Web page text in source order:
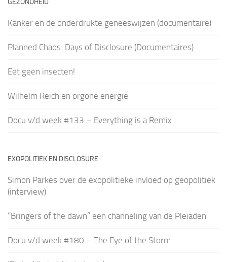
Kanker en de onderdrukte geneeswijzen (documentaire)
Planned Chaos: Days of Disclosure (Documentaires)
Eet geen insecten!
Wilhelm Reich en orgone energie
Docu v/d week #133 – Everything is a Remix
EXOPOLITIEK EN DISCLOSURE
Simon Parkes over de exopolitieke invloed op geopolitiek
(interview)
“Bringers of the dawn” een channeling van de Pleiaden
Docu v/d week #180 – The Eye of the Storm